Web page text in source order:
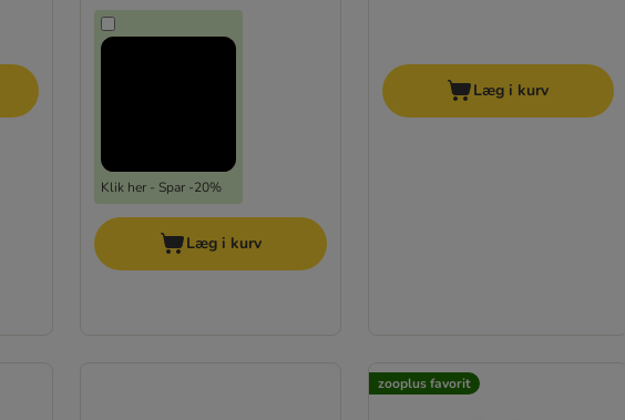
Klik her - Spar -20%
Læg i kurv
Læg i kurv
zooplus favorit